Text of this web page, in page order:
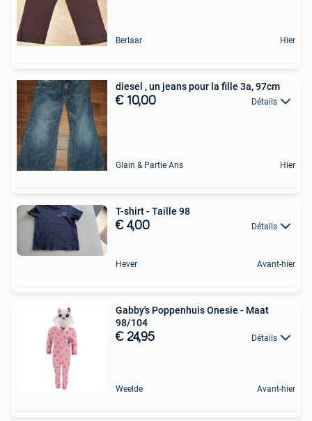
Berlaar Hier
diesel , un jeans pour la fille 3a, 97cm
€ 10,00 Détails
Glain & Partie Ans Hier
T-shirt - Taille 98
€ 4,00 Détails
Hever Avant-hier
Gabby's Poppenhuis Onesie - Maat
98/104
€ 24,95 Détails
Weelde Avant-hier